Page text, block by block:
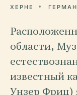
ХЕРНЕ
области,
известный
Унзер Фриц)